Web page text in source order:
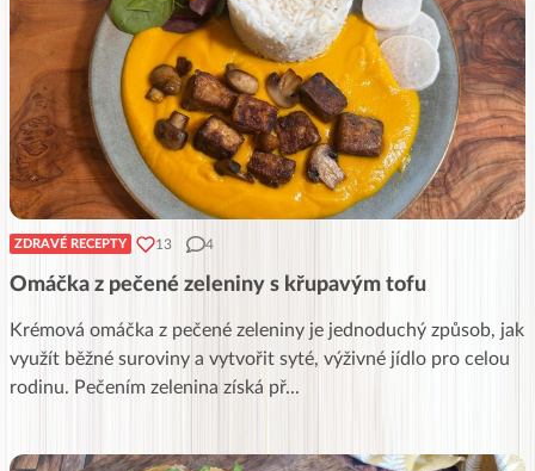
ZDRAVÉ RECEPTY 13 4
Omáčka z pečené zeleniny s křupavým tofu
Krémová omáčka z pečené zeleniny je jednoduchý způsob, jak
využít běžné suroviny a vytvořit syté, výživné jídlo pro celou
rodinu. Pečením zelenina získá př...